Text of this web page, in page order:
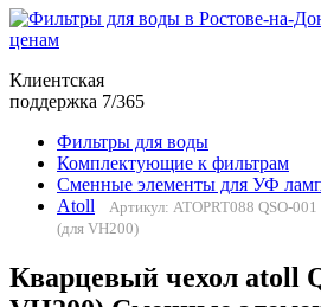
Клиентская
поддержка 7/365
Фильтры для воды
Комплектующие к фильтрам
Сменные элементы для УФ
Atoll
Артикул: ATOPRT088 QSO-
(для VH200)
Кварцевый чехол atoll